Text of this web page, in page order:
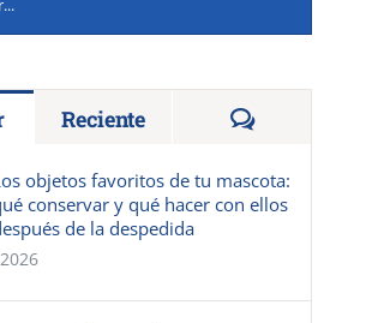
Reciente
objetos favoritos de tu mascota:
conservar y qué hacer con ellos
de la despedida